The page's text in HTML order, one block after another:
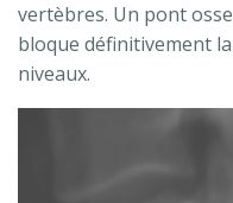
vertèbres. Un pont
bloque définitivement
niveaux.